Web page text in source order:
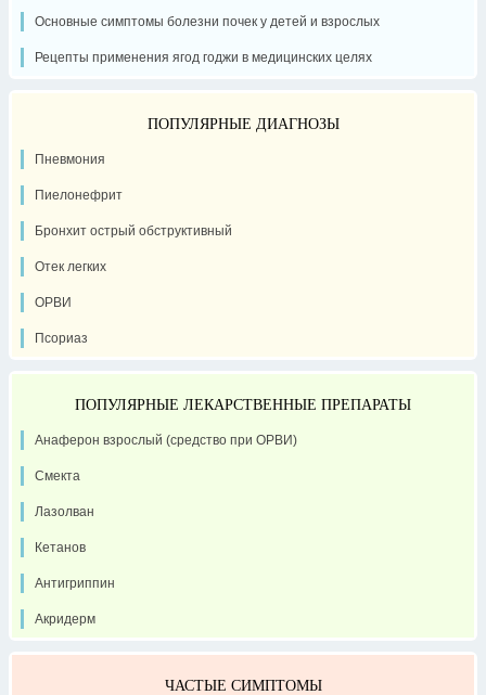
Основные симптомы болезни почек у детей и взрослых
Рецепты применения ягод годжи в медицинских целях
ПОПУЛЯРНЫЕ ДИАГНОЗЫ
Пневмония
Пиелонефрит
Бронхит острый обструктивный
Отек легких
ОРВИ
Псориаз
ПОПУЛЯРНЫЕ ЛЕКАРСТВЕННЫЕ ПРЕПАРАТЫ
Анаферон взрослый (средство при ОРВИ)
Смекта
Лазолван
Кетанов
Антигриппин
Акридерм
ЧАСТЫЕ СИМПТОМЫ